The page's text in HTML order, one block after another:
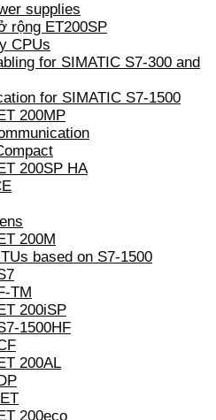
supplies
rộng ET200SP
CPUs
for SIMATIC S7-300 and
for SIMATIC S7-1500
200MP
200SP HA
200M
based on S7-1500
TM
200iSP
1500HF
200AL
200eco